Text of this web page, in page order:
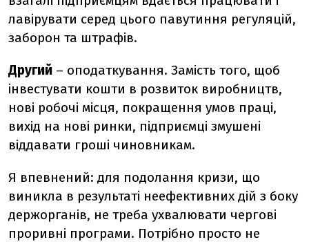
лавірувати серед цього павутиння регуляцій,
заборон та штрафів.
Другий – оподаткування. Замість того, щоб
інвестувати кошти в розвиток виробництв,
нові робочі місця, покращення умов праці,
вихід на нові ринки, підприємці змушені
віддавати гроші чиновникам.
Я впевнений: для подолання кризи, що
виникла в результаті неефективних дій з боку
держорганів, не треба ухвалювати чергові
проривні програми. Потрібно просто не